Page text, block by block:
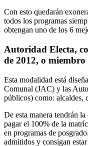
Con esto quedarán
todos los programas
obtengan uno de los 6
Autoridad Electa,
de 2012, o
Esta modalidad está
Comunal (JAC) y las
públicos) como: alcaldes,
De esta manera tendrán
pagar el 100% de la
en programas de
admitidos y consigan